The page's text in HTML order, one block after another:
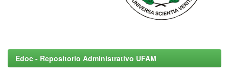
Edoc - Repositorio Administrativo UFAM